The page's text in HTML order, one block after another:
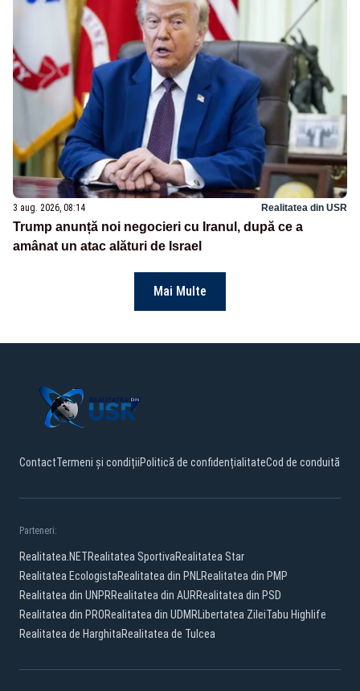
3 aug. 2026, 08:14 Realitatea din USR
Trump anunță noi negocieri cu Iranul, după ce a
amânat un atac alături de Israel
Mai Multe
ContactTermeni și condițiiPolitică de confidențialitateCod de conduită
Parteneri:
Realitatea.NETRealitatea SportivaRealitatea Star
Realitatea EcologistaRealitatea din PNLRealitatea din PMP
Realitatea din UNPRRealitatea din AURRealitatea din PSD
Realitatea din PRORealitatea din UDMRLibertatea ZileiTabu Highlife
Realitatea de HarghitaRealitatea de Tulcea